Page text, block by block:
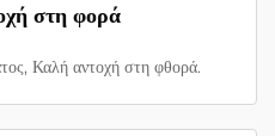
στη φορά
Καλή αντοχή στη φθορά.